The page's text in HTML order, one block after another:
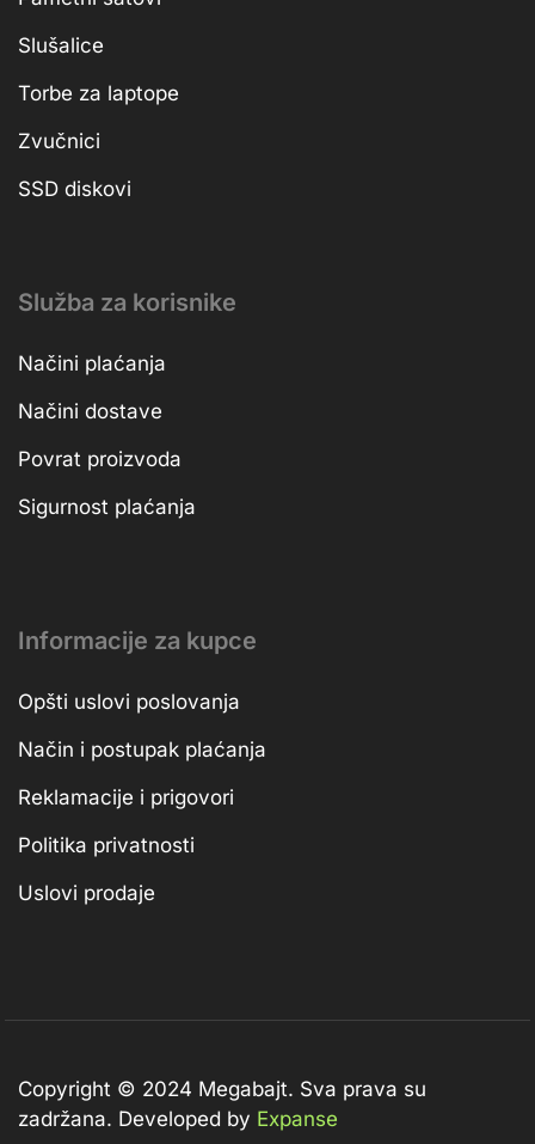
Slušalice
Torbe za laptope
Zvučnici
SSD diskovi
Služba za korisnike
Načini plaćanja
Načini dostave
Povrat proizvoda
Sigurnost plaćanja
Informacije za kupce
Opšti uslovi poslovanja
Način i postupak plaćanja
Reklamacije i prigovori
Politika privatnosti
Uslovi prodaje
Copyright © 2024 Megabajt. Sva prava su
zadržana. Developed by Expanse